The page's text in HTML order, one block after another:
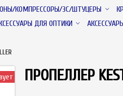
КОМПРЕССОРЫ/ЗС/ШТУЦЕРЫ
ДЛЯ ОПТИКИ
ПРОПЕЛЛЕР